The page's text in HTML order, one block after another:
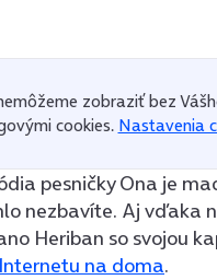
zobraziť bez
cookies. Nastavenia
pesničky Ona je
nezbavíte. Aj vďaka
Heriban so svojou
na doma.